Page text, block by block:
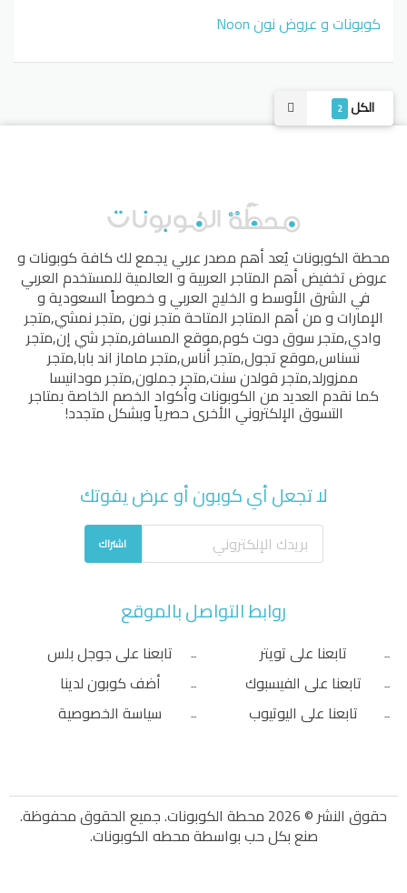
الكل 2
كوبونات و عروض نون Noon
محطة الكوبوناتيُعد أهم مصدر عربي يجمع لك كافة كوبونات و
عروض تخفيض أهم المتاجر العربية و العالمية للمستخدم العربي
في الشرق الأوسط و الخليج العربي و خصوصاً السعودية و
الإمارات و من أهم المتاجر المتاحةمتجر نون,متجر نمشي,متجر
وادي,متجر سوق دوت كوم,موقع المسافر,متجر شي إن,متجر
نسناس,موقع تجول,متجر أناس,متجر ماماز اند بابا,متجر
ممزورلد,متجر قولدن سنت,متجر جملون,متجر مودانيسا
كما نقدم العديد من الكوبونات وأكواد الخصم الخاصة بمتاجر
التسوق الإلكتروني الأخرى حصرياً وبشكل متجدد!
لا تجعل أي كوبون أو عرض يفوتك
اشتراك
روابط التواصل بالموقع
تابعنا على تويتر
تابعنا على الفيسبوك
تابعنا على اليوتيوب
تابعنا على جوجل بلس
أضف كوبون لدينا
سياسة الخصوصية
حقوق النشر © 2026 محطة الكوبونات. جميع الحقوق محفوظة.
صنع بكل حب بواسطةمحطه الكوبونات.